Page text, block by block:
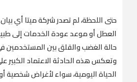
حتى اللحظة، لم تصدر شركة ميتا أي
العطل أو موعد عودة الخدمات إلى
حالة الغضب والقلق بين المستخدمين
وتعكس هذه الحادثة الاعتماد الكبير
الحياة اليومية، سواء لأغراض شخصية